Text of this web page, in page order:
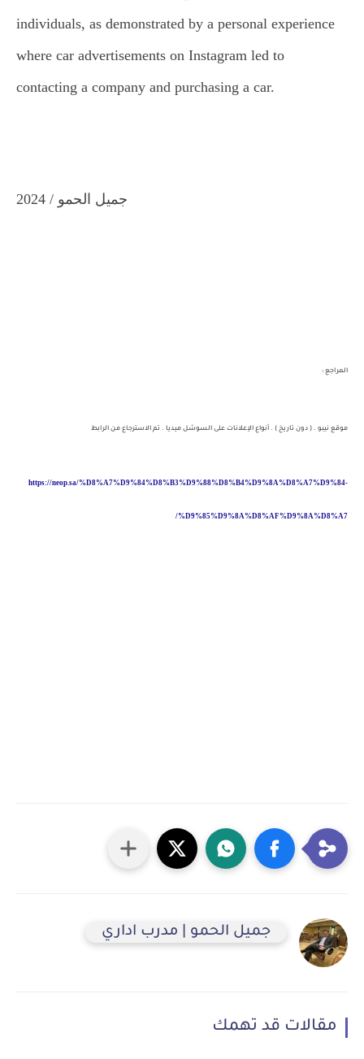
individuals, as demonstrated by a personal experience
where car advertisements on Instagram led to
contacting a company and purchasing a car.
جميل الحمو / 2024
المراجع :
موقع نيبو . ( دون تاريخ ) . أنواع الإعلانات على السوشل ميديا . تم الاسترجاع من الرابط
https://neop.sa/%D8%A7%D9%84%D8%B3%D9%88%D8%B4%D9%8A%D8%A7%D9%84-
%D9%85%D9%8A%D8%AF%D9%8A%D8%A7
/
جميل الحمو | مدرب اداري
مقالات قد تهمك